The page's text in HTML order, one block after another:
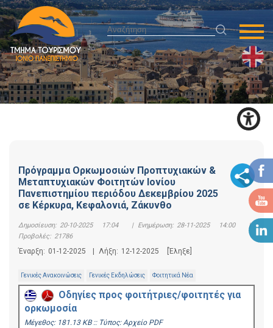
Πρόγραμμα Ορκωμοσιών Προπτυχιακών &
Μεταπτυχιακών Φοιτητών Ιονίου
Πανεπιστημίου περιόδου Δεκεμβρίου 2025
σε Κέρκυρα, Κεφαλονιά, Ζάκυνθο
Δημοσίευση: 20-10-2025 17:04 | Ενημέρωση: 28-11-2025 14:00
|
Προβολές: 21786
Έναρξη: 01-12-2025 Λήξη: 12-12-2025 [Έληξε]
Γενικές Ανακοινώσεις Γενικές Εκδηλώσεις Φοιτητικά Νέα
Οδηγίες προς φοιτήτριες/φοιτητές για
ορκωμοσία
Mέγεθος: 181.13 KB :: Τύπος: Αρχείο PDF